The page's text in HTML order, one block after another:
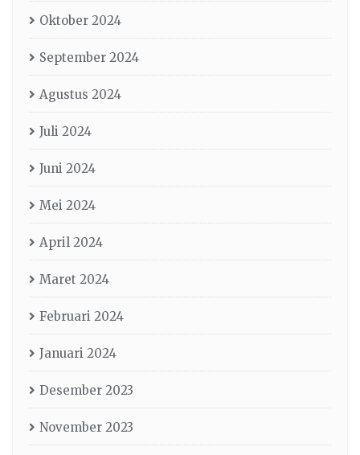
Oktober 2024
September 2024
Agustus 2024
Juli 2024
Juni 2024
Mei 2024
April 2024
Maret 2024
Februari 2024
Januari 2024
Desember 2023
November 2023